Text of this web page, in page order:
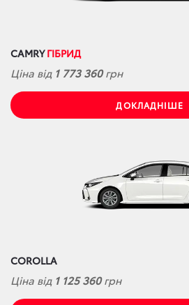
CAMRYГІБРИД
Ціна від 1 773 360грн
ДОКЛАДНІШЕ
COROLLA
Ціна від 1 125 360грн